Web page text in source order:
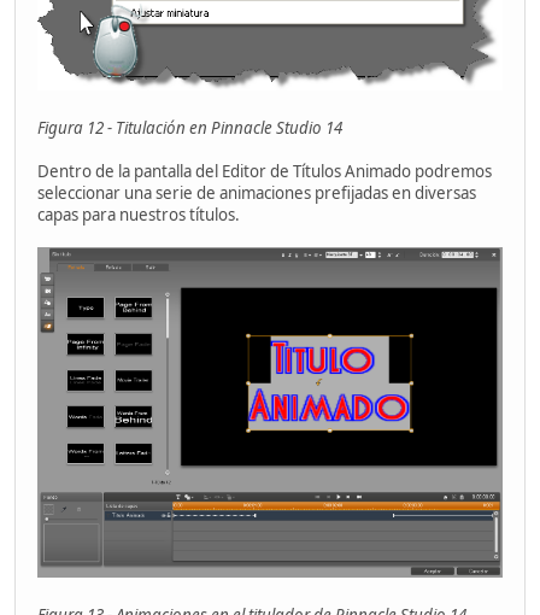
Figura 12 - Titulación en Pinnacle Studio 14
Dentro de la pantalla del Editor de Títulos Animado podremos
seleccionar una serie de animaciones prefijadas en diversas
capas para nuestros títulos.